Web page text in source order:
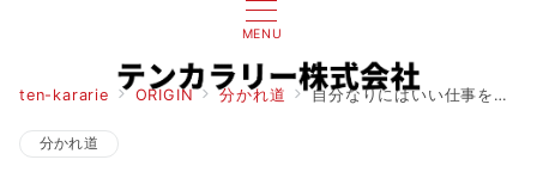
MENU
ten-kararie ORIGIN 分かれ道 自分なりにはいい仕事を続けて来られたと思う。でもちょっと疲れた。
分かれ道